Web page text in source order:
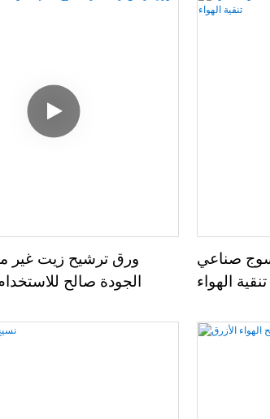
ورق ترشيح زيت غير
الجودة صالح
صناعي
الهواء